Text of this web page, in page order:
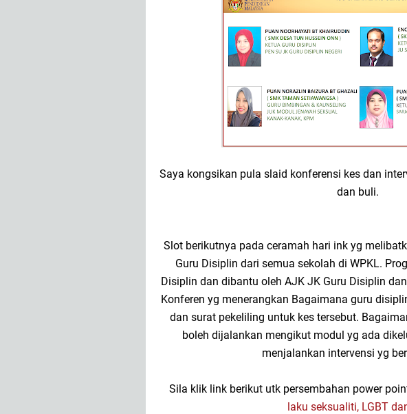
Saya kongsikan pula slaid konferensi kes dan
dan buli.
Slot berikutnya pada ceramah hari ink yg
Guru Disiplin dari semua sekolah di WPKL.
Disiplin dan dibantu oleh AJK JK Guru Disiplin
Konferen yg menerangkan Bagaimana guru
dan surat pekeliling untuk kes tersebut.
boleh dijalankan mengikut modul yg ada
menjalankan intervensi yg
Sila klik link berikut utk persembahan power
laku seksualiti, LGBT